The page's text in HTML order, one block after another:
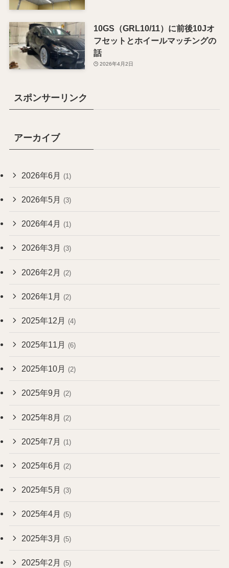
10GS（GRL10/11）に前後10Jオ
フセットとホイールマッチングの
話
2026年4月2日
スポンサーリンク
アーカイブ
2026年6月 (1)
2026年5月 (3)
2026年4月 (1)
2026年3月 (3)
2026年2月 (2)
2026年1月 (2)
2025年12月 (4)
2025年11月 (6)
2025年10月 (2)
2025年9月 (2)
2025年8月 (2)
2025年7月 (1)
2025年6月 (2)
2025年5月 (3)
2025年4月 (5)
2025年3月 (5)
2025年2月 (5)